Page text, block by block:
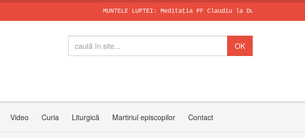
MUNTELE LUPTEI: Meditația PF Claudiu la Duminica a X-a după
SFÂNTUL
Papa, în
Invitația PF
Video Curia Liturgică Martiriul episcopilor Contact